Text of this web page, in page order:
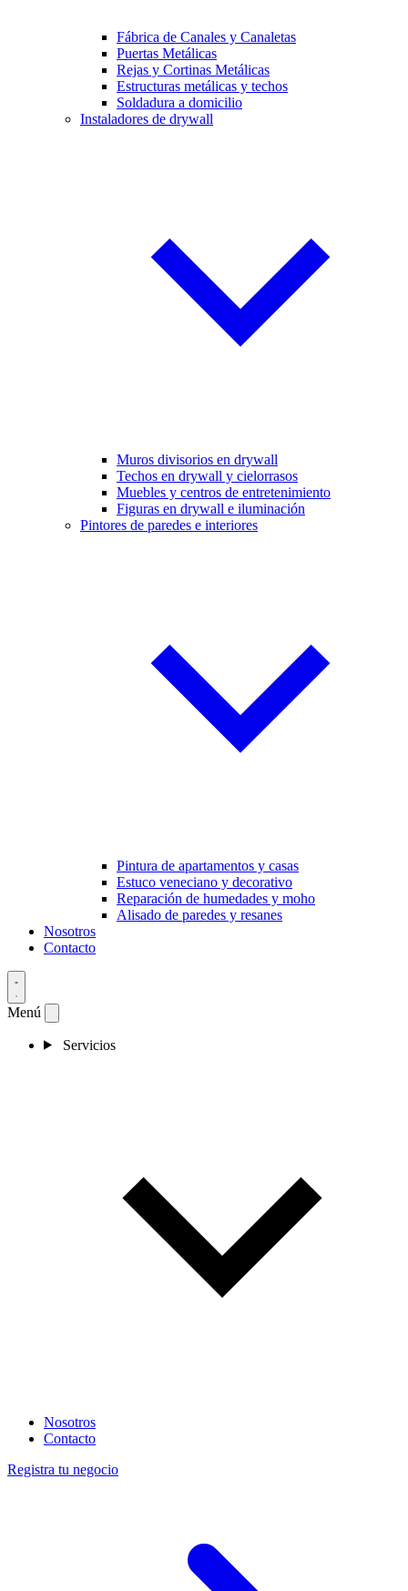
Fábrica de Canales y Canaletas
Puertas Metálicas
Rejas y Cortinas Metálicas
Estructuras metálicas y techos
Soldadura a domicilio
Instaladores de drywall
Muros divisorios en drywall
Techos en drywall y cielorrasos
Muebles y centros de entretenimiento
Figuras en drywall e iluminación
Pintores de paredes e interiores
Pintura de apartamentos y casas
Estuco veneciano y decorativo
Reparación de humedades y moho
Alisado de paredes y resanes
Nosotros
Contacto
Menú
Servicios
Nosotros
Contacto
Registra tu negocio